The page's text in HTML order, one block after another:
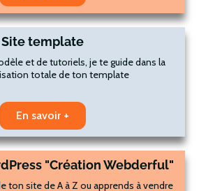
Site template
et de tutoriels, je te guide dans la
totale de ton template
En savoir +
"Création Webderful"
ton site de A à Z ou apprends à vendre